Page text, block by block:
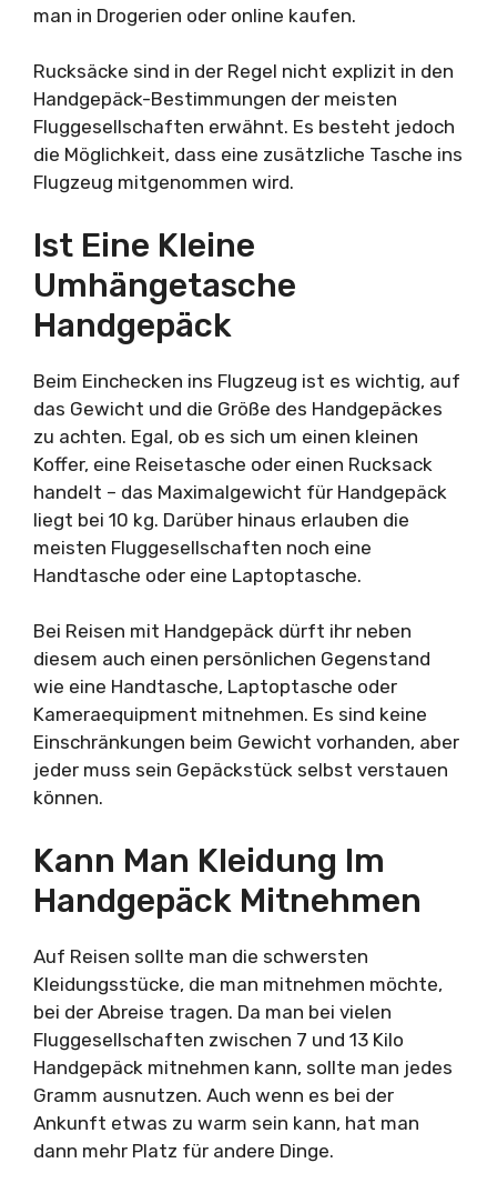
man in Drogerien oder online kaufen.
Rucksäcke sind in der Regel nicht explizit in den
Handgepäck-Bestimmungen der meisten
Fluggesellschaften erwähnt. Es besteht jedoch
die Möglichkeit, dass eine zusätzliche Tasche ins
Flugzeug mitgenommen wird.
Ist Eine Kleine
Umhängetasche
Handgepäck
Beim Einchecken ins Flugzeug ist es wichtig, auf
das Gewicht und die Größe des Handgepäckes
zu achten. Egal, ob es sich um einen kleinen
Koffer, eine Reisetasche oder einen Rucksack
handelt – das Maximalgewicht für Handgepäck
liegt bei 10 kg. Darüber hinaus erlauben die
meisten Fluggesellschaften noch eine
Handtasche oder eine Laptoptasche.
Bei Reisen mit Handgepäck dürft ihr neben
diesem auch einen persönlichen Gegenstand
wie eine Handtasche, Laptoptasche oder
Kameraequipment mitnehmen. Es sind keine
Einschränkungen beim Gewicht vorhanden, aber
jeder muss sein Gepäckstück selbst verstauen
können.
Kann Man Kleidung Im
Handgepäck Mitnehmen
Auf Reisen sollte man die schwersten
Kleidungsstücke, die man mitnehmen möchte,
bei der Abreise tragen. Da man bei vielen
Fluggesellschaften zwischen 7 und 13 Kilo
Handgepäck mitnehmen kann, sollte man jedes
Gramm ausnutzen. Auch wenn es bei der
Ankunft etwas zu warm sein kann, hat man
dann mehr Platz für andere Dinge.